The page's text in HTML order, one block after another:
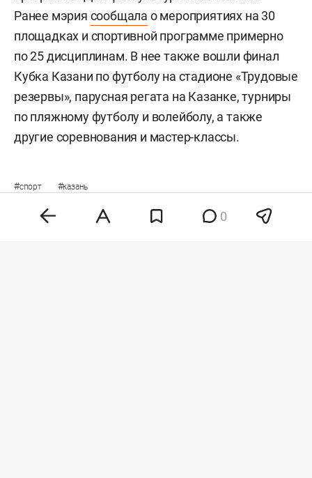
Ранее мэрия сообщала о мероприятиях на 30
площадках и спортивной программе примерно
по 25 дисциплинам. В нее также вошли финал
Кубка Казани по футболу на стадионе «Трудовые
резервы», парусная регата на Казанке, турниры
по пляжному футболу и волейболу, а также
другие соревнования и мастер-классы.
#спорт #казань
0